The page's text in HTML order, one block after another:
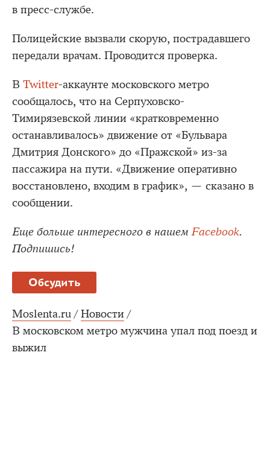
в пресс-службе.
Полицейские вызвали скорую, пострадавшего
передали врачам. Проводится проверка.
В Twitter-аккаунте московского метро
сообщалось, что на Серпуховско-
Тимирязевской линии «кратковременно
останавливалось» движение от «Бульвара
Дмитрия Донского» до «Пражской» из-за
пассажира на пути. «Движение оперативно
восстановлено, входим в график», — сказано в
сообщении.
Еще больше интересного в нашем Facebook.
Подпишись!
Обсудить
Moslenta.ru / Новости /
В московском метро мужчина упал под поезд и
выжил